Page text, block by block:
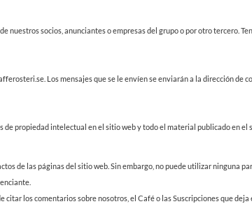
nuestros socios, anunciantes o empresas del grupo o por otro tercero.
Los mensajes que se le envíen se enviarán a la dirección de
de propiedad intelectual en el sitio web y todo el material publicado en el
de las páginas del sitio web. Sin embargo, no puede utilizar ninguna
citar los comentarios sobre nosotros, el Café o las Suscripciones que